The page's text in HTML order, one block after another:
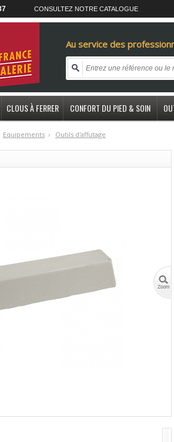
CONSULTEZ NOTRE CATALOGUE
Au service des
CLOUS À FERRER CONFORT DU PIED & SOIN
Equipements › Outils d'affutage